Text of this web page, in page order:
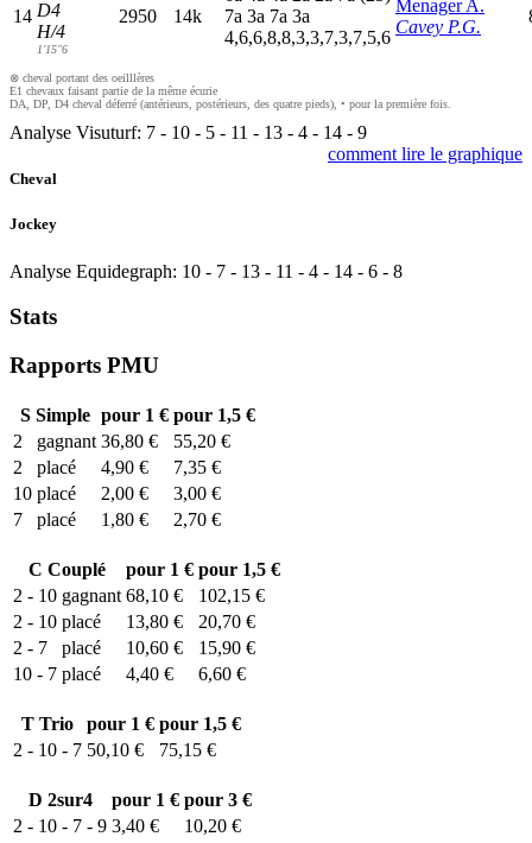
14 D4
H/4
1'15"6
2950 14k
7a 3a 7a 3a
4,6,6,8,8,3,3,7,3,7,5,6
Menager A.
Cavey P.G.
⊗ cheval portant des oeilllères
E1 chevaux faisant partie de la même écurie
DA, DP, D4 cheval déferré (antérieurs, postérieurs, des quatre pieds), • pour la première fois.
Analyse Visuturf: 7 - 10 - 5 - 11 - 13 - 4 - 14 - 9
comment lire le graphique
Cheval
Jockey
Analyse Equidegraph: 10 - 7 - 13 - 11 - 4 - 14 - 6 - 8
Stats
Rapports PMU
SSimple pour 1 € pour 1,5 €
2
gagnant 36,80 €
55,20 €
2
placé 4,90 €
7,35 €
10 placé 2,00 €
3,00 €
7
placé 1,80 € 2,70 €
C Couplé pour 1 € pour 1,5 €
2 - 10 gagnant 68,10 €
102,15 €
2 - 10 placé 13,80 €
20,70 €
2 - 7
placé 10,60 €
15,90 €
10 - 7 placé 4,40 € 6,60 €
T Trio pour 1 € pour 1,5 €
2 - 10 - 7 50,10 € 75,15 €
D 2sur4 pour 1 € pour 3 €
2 - 10 - 7 - 9 3,40 € 10,20 €